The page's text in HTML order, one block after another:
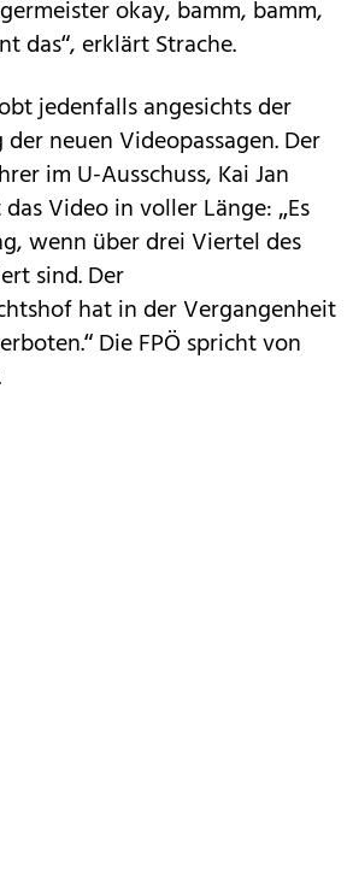
okay, bamm, bamm,
das“, erklärt Strache.
jedenfalls angesichts der
neuen Videopassagen. Der
im U-Ausschuss, Kai Jan
Video in voller Länge: „Es
wenn über drei Viertel des
sind. Der
hat in der Vergangenheit
Die FPÖ spricht von